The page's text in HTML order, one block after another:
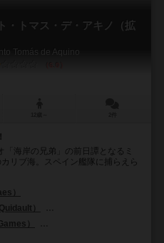
・トマス・デ・アキノ（拡
Tomás de Aquino
海岸の兄弟」の前日譚となるミ
リブ海。スペイン艦隊に捕らえら
）
）
）